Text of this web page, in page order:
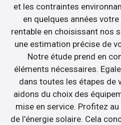
et les contraintes
en quelques années
rentable en choisissant nos
une estimation précise de
Notre étude prend en
éléments nécessaires.
dans toutes les étapes de
aidons du choix des
mise en service. Profitez
de l’énergie solaire. Cela